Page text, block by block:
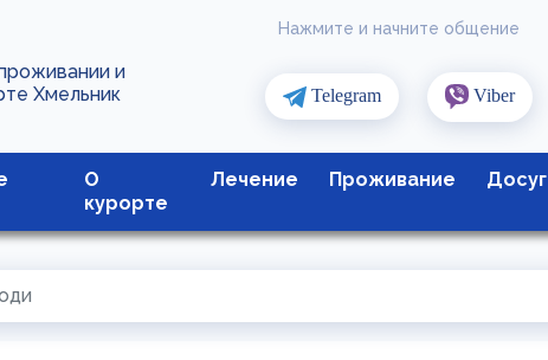
и
Хмельник
Нажмите и начните общение
Telegram Viber
О
курорте
Лечение Проживание Досуг